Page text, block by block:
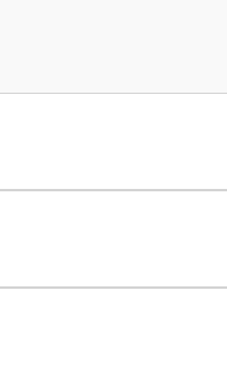
vine, som også skal